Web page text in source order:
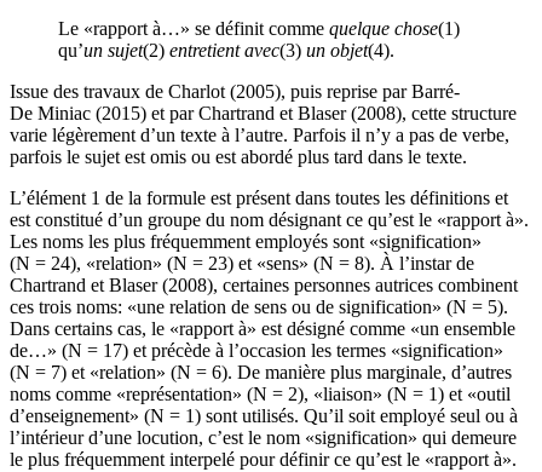
Le «rapport à…» se définit comme quelque chose(1)
qu’un sujet(2) entretient avec(3) un objet(4).
Issue des travaux de Charlot (2005), puis reprise par Barré-
De Miniac (2015) et par Chartrand et Blaser (2008), cette structure
varie légèrement d’un texte à l’autre. Parfois il n’y a pas de verbe,
parfois le sujet est omis ou est abordé plus tard dans le texte.
L’élément 1 de la formule est présent dans toutes les définitions et
est constitué d’un groupe du nom désignant ce qu’est le «rapport à».
Les noms les plus fréquemment employés sont «signification»
(N = 24), «relation» (N = 23) et «sens» (N = 8). À l’instar de
Chartrand et Blaser (2008), certaines personnes autrices combinent
ces trois noms: «une relation de sens ou de signification» (N = 5).
Dans certains cas, le «rapport à» est désigné comme «un ensemble
de…» (N = 17) et précède à l’occasion les termes «signification»
(N = 7) et «relation» (N = 6). De manière plus marginale, d’autres
noms comme «représentation» (N = 2), «liaison» (N = 1) et «outil
d’enseignement» (N = 1) sont utilisés. Qu’il soit employé seul ou à
l’intérieur d’une locution, c’est le nom «signification» qui demeure
le plus fréquemment interpelé pour définir ce qu’est le «rapport à».